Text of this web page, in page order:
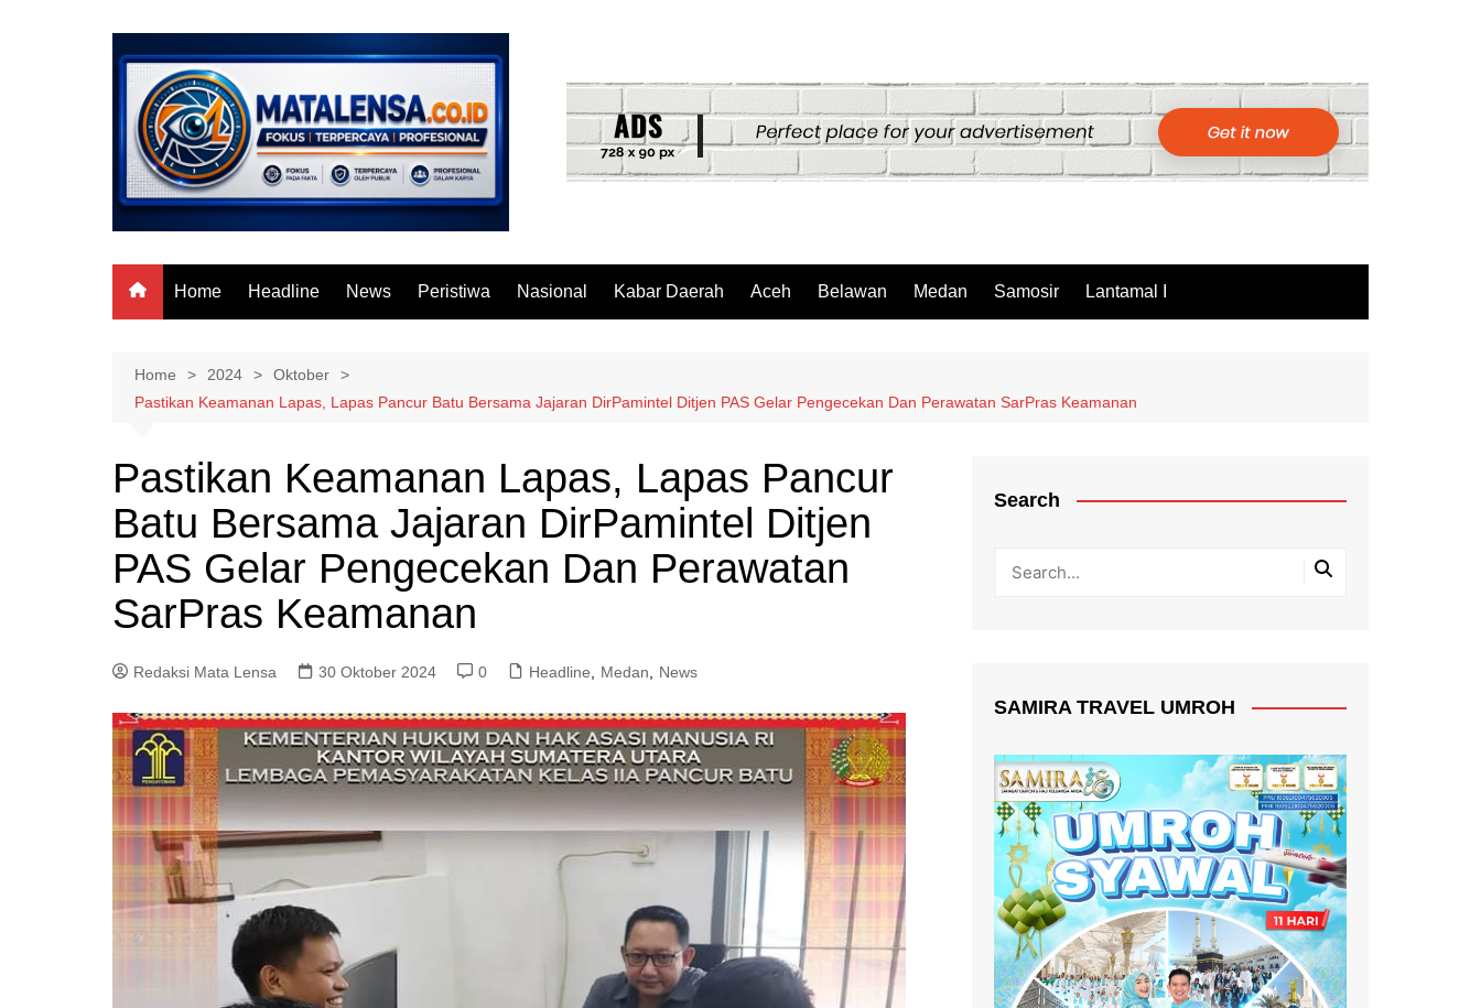
Home Headline News Peristiwa Nasional Kabar Daerah Aceh Belawan Medan Samosir Lantamal I
Home 2024
Oktober
Pastikan Keamanan Lapas, Lapas Pancur Batu Bersama Jajaran DirPamintel Ditjen PAS Gelar Pengecekan Dan Perawatan SarPras Keamanan
Pastikan Keamanan Lapas, Lapas Pancur
Batu Bersama Jajaran DirPamintel Ditjen
PAS Gelar Pengecekan Dan Perawatan
SarPras Keamanan
Redaksi Mata Lensa 30 Oktober 2024 0 Headline Medan News
Search
SAMIRA TRAVEL UMROH